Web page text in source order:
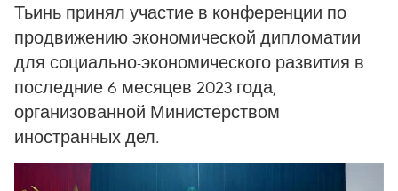
Тьинь принял участие в конференции по
продвижению экономической дипломатии
для социально-экономического развития в
последние 6 месяцев 2023 года,
организованной Министерством
иностранных дел.